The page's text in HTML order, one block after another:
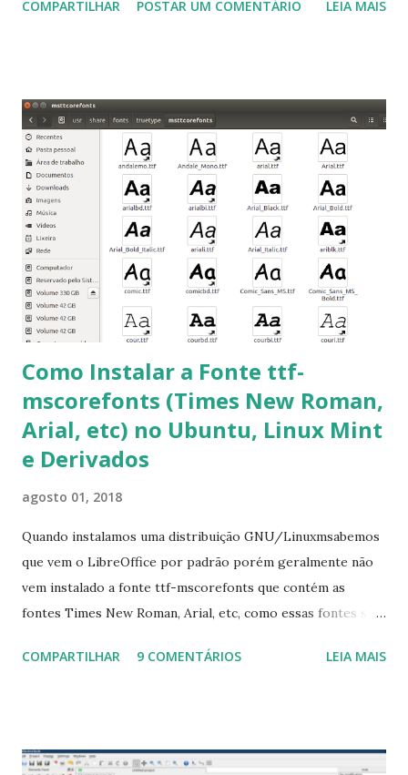
a Associação Brasileira de Normas Técnicas (ABNT), exige
que contém essas fontes. Ao instalar o GNU/Linux abra o
terminal e execute o comando: $ sudo apt-get install ttf-
mscorefonts-installer Leia os termos de uso e avance
clicando em “Ok” Agora aceite os termos de uso clicando
em “Sim” Pronto agora abra o LibreOffice e veja se as
fontes Times New Roman, Arial estão instaladas. Caso
ocorra algum erro ou precisa reinstalar, execute: $ sudo
apt-get install --reinstall ttf-mscorefonts-installer
COMPARTILHAR POSTAR UM COMENTÁRIO LEIA MAIS
Como Instalar a Fonte ttf-
mscorefonts (Times New Roman,
Arial, etc) no Ubuntu, Linux Mint
e Derivados
agosto 01, 2018
Quando instalamos uma distribuição GNU/Linuxmsabemos
que vem o LibreOffice por padrão porém geralmente não
vem instalado a fonte ttf-mscorefonts que contém as
fontes Times New Roman, Arial, etc, como essas fontes são
a Associação Brasileira de Normas Técnicas (ABNT), exige
que contém essas fontes. Ao instalar o GNU/Linux abra o
COMPARTILHAR 9 COMENTÁRIOS LEIA MAIS